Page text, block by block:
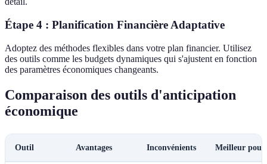
Étape 4 : Planification Financière Adaptative
Adoptez des méthodes flexibles dans votre plan financier. Utilisez
des outils comme les budgets dynamiques qui s'ajustent en fonction
des paramètres économiques changeants.
Comparaison des outils d'anticipation
économique
Outil Avantages Inconvénients Meilleur pour